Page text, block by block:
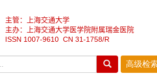
主管：上海交通大学
主办：上海交通大学医学院附属瑞金医院
ISSN 1007-9610 CN 31-1758/R